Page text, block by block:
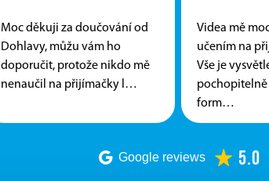
Moc děkuji za doučování od
Dohlavy, můžu vám ho
doporučit, protože nikdo mě
nenaučil na přijímačky l…
Videa mě
učením na
Vše je
pochopitelně
form…
Google reviews 5.0